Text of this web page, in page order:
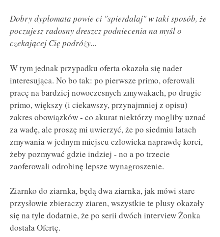
Dobry dyplomata powie ci "spierdalaj" w taki sposób, że
poczujesz radosny dreszcz podniecenia na myśl o
czekającej Cię podróży...
W tym jednak przypadku oferta okazała się nader
interesująca. No bo tak: po pierwsze primo, oferowali
pracę na bardziej nowoczesnych zmywakach, po drugie
primo, większy (i ciekawszy, przynajmniej z opisu)
zakres obowiązków - co akurat niektórzy mogliby uznać
za wadę, ale proszę mi uwierzyć, że po siedmiu latach
zmywania w jednym miejscu człowieka naprawdę korci,
żeby pozmywać gdzie indziej - no a po trzecie
zaoferowali odrobinę lepsze wynagroszenie.
Ziarnko do ziarnka, będą dwa ziarnka, jak mówi stare
przysłowie zbieraczy ziaren, wszystkie te plusy okazały
się na tyle dodatnie, że po serii dwóch interview Żonka
dostała Ofertę.